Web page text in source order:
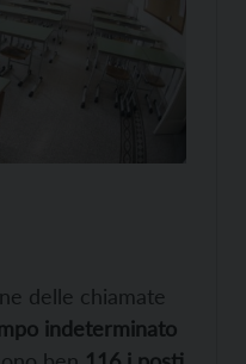
delle chiamate
indeterminato